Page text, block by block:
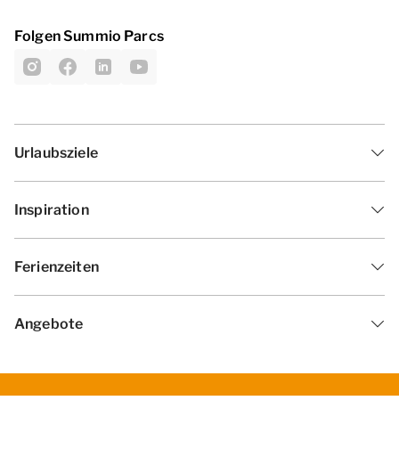
Folgen Summio Parcs
Urlaubsziele
Inspiration
Ferienzeiten
Angebote